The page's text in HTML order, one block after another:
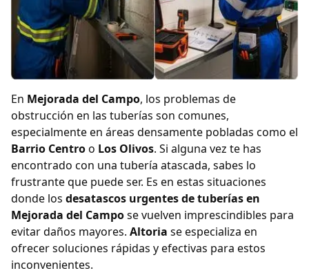
En Mejorada del Campo, los problemas de
obstrucción en las tuberías son comunes,
especialmente en áreas densamente pobladas como el
Barrio Centroo Los Olivos. Si alguna vez te has
encontrado con una tubería atascada, sabes lo
frustrante que puede ser. Es en estas situaciones
donde los desatascos urgentes de tuberías en
Mejorada del Campose vuelven imprescindibles para
evitar daños mayores. Altoria se especializa en
ofrecer soluciones rápidas y efectivas para estos
inconvenientes.